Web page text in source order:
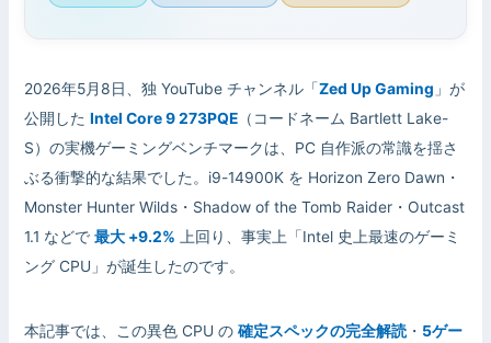
2026年5月8日、独 YouTube チャンネル「Zed Up Gaming 」が
公開したIntel Core 9 273PQE （コードネーム Bartlett Lake-
S）の実機ゲーミングベンチマークは、PC 自作派の常識を揺さ
ぶる衝撃的な結果でした。i9-14900K を Horizon Zero Dawn・
Monster Hunter Wilds・Shadow of the Tomb Raider・Outcast
1.1 などで最大 +9.2% 上回り、事実上「Intel 史上最速のゲーミ
ング CPU」が誕生したのです。
本記事では、この異色 CPU の確定スペックの完全解読 ・ 5ゲー